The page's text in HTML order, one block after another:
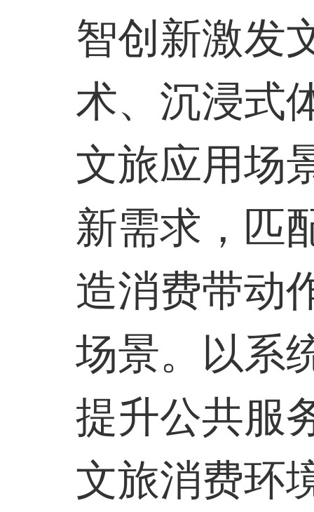
智创新激发
术、沉浸式
文旅应用场
新需求，匹
造消费带动
场景。以系
提升公共服
文旅消费环